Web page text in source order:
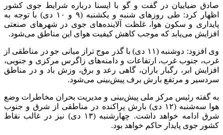
صادق ضیاییان در گفت و گو با ایسنا درباره شرایط جوی کشور
اظهار کرد: طی روزهای شنبه و یکشنبه (۹ و ۱۰ دی) با توجه به
پایداری و سکون هوا، غلظت آلاینده‌های جوی در شهرهای صنعتی
افزایش می‌یابد که موجب کاهش کیفیت هوای این مناطق می‌شود.
وی افزود: دوشنبه (۱۱ دی) با گذر موج تراز میانی جو در مناطقی از
غرب، جنوب غرب، ارتفاعات و دامنه‌های زاگرس مرکزی و جنوبی،
افزایش ابر، رگبار باران، گاهی رعد و برق، وزش باد و در مناطق
سردسیر و مرتفع بارش برف پیش‌بینی می‌شود.
به گفته رئیس مرکز ملی پیش‌بینی و مدیریت بحران مخاطرات وضع
هوا سه‌شنبه (۱۲ دی) بارش پراکنده در مناطقی از شرق و جنوب
شرق ادامه خواهد داشت. چهارشنبه (۱۳ دی) نیز در غالب نقاط
کشور جوی پایدار حاکم خواهد بود.